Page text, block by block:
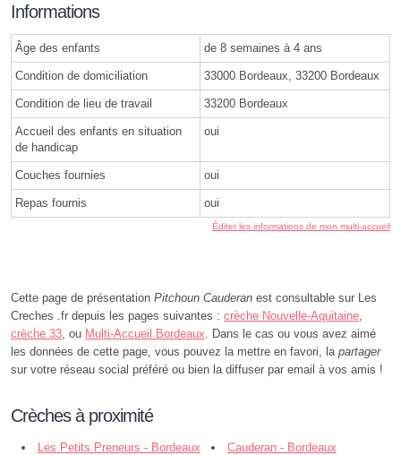
Informations
Âge des enfants de 8 semaines à 4 ans
Condition de domiciliation 33000 Bordeaux, 33200 Bordeaux
Condition de lieu de travail 33200 Bordeaux
Accueil des enfants en situation
de handicap
oui
Couches fournies oui
Repas fournis oui
Éditer les informations de mon multi-accueil
Cette page de présentation Pitchoun Cauderan est consultable sur Les
Creches .fr depuis les pages suivantes : crèche Nouvelle-Aquitaine
crèche 33 , ou Multi-Accueil Bordeaux . Dans le cas ou vous avez aimé
les données de cette page, vous pouvez la mettre en favori, la partager
sur votre réseau social préféré ou bien la diffuser par email à vos amis !
Crèches à proximité
Les Petits Preneurs - Bordeaux
Cauderan - Bordeaux